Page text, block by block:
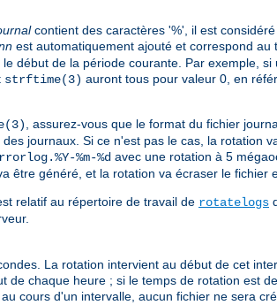
contient des caractères '%', il est
est automatiquement ajouté et correspond au
début de la période courante. Par exemple,
strftime(3) auront tous pour valeur 0, en
, assurez-vous que le format du fichier
journaux. Si ce n'est pas le cas, la rotation
%m-%d avec une rotation à 5
être généré, et la rotation va écraser le fichier
relatif au répertoire de travail de rotatelogs
La rotation intervient au début de cet
chaque heure ; si le temps de rotation est
cours d'un intervalle, aucun fichier ne sera